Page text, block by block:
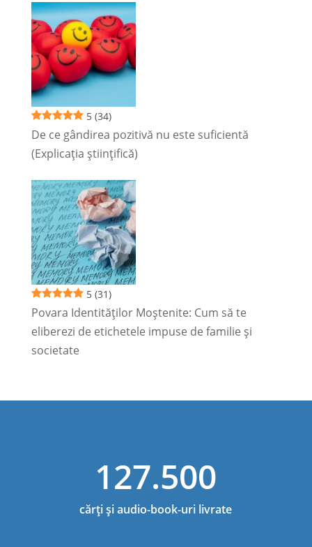
5 (34)
De ce gândirea pozitivă nu este suficientă
(Explicația științifică)
5 (31)
Povara Identităților Moștenite: Cum să te
eliberezi de etichetele impuse de familie și
societate
127.500
cărți și audio-book-uri livrate